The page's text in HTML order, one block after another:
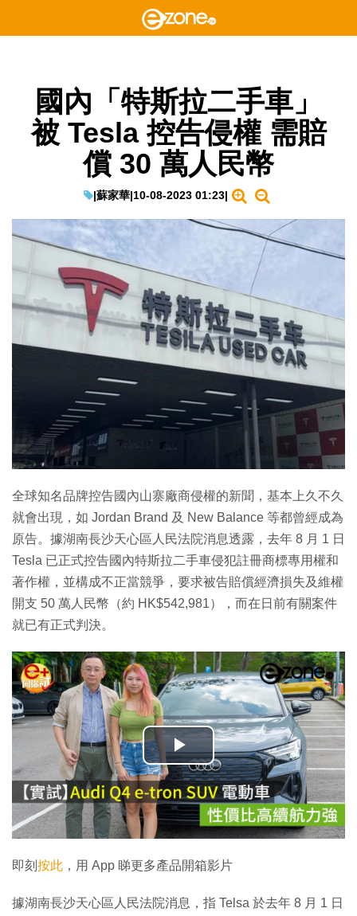
國內「特斯拉二手車」
被 Tesla 控告侵權 需賠
償 30 萬人民幣
|蘇家華|10-08-2023 01:23|
全球知名品牌控告國內山寨廠商侵權的新聞，基本上久不久
就會出現，如 Jordan Brand 及 New Balance 等都曾經成為
原告。據湖南長沙天心區人民法院消息透露，去年 8 月 1 日
Tesla 已正式控告國內特斯拉二手車侵犯註冊商標專用權和
著作權，並構成不正當競爭，要求被告賠償經濟損失及維權
開支 50 萬人民幣（約 HK$542,981），而在日前有關案件
就已有正式判決。
播
放
影
片
即刻 按此 ，用 App 睇更多產品開箱影片
據湖南長沙天心區人民法院消息，指 Telsa 於去年 8 月 1 日